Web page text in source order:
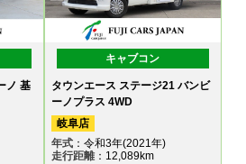
ノ 基
キャブコン
タウンエース ステージ21 バンビ
ーノプラス 4WD
岐阜店
年式：令和3年(2021年)
走行距離：12,089km